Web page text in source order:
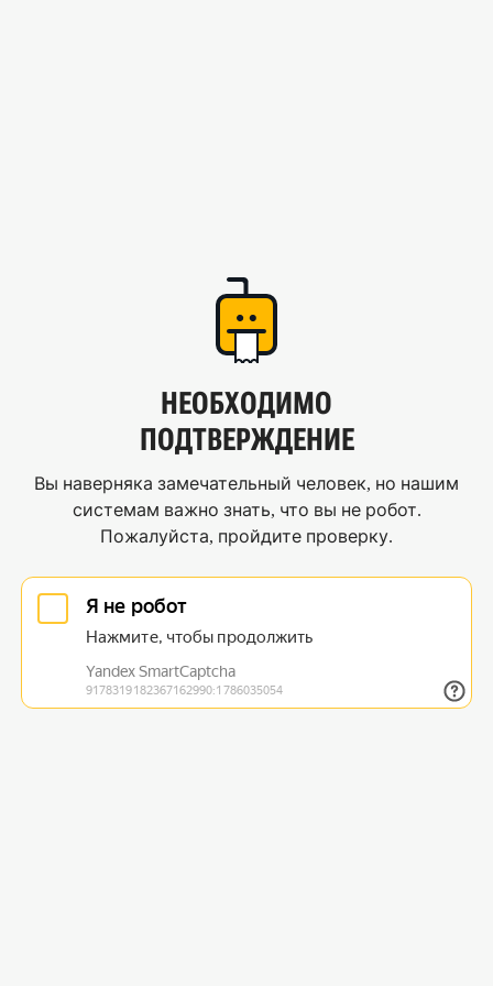
НЕОБХОДИМО
ПОДТВЕРЖДЕНИЕ
Вы наверняка замечательный человек, но нашим
системам важно знать, что вы не робот.
Пожалуйста, пройдите проверку.